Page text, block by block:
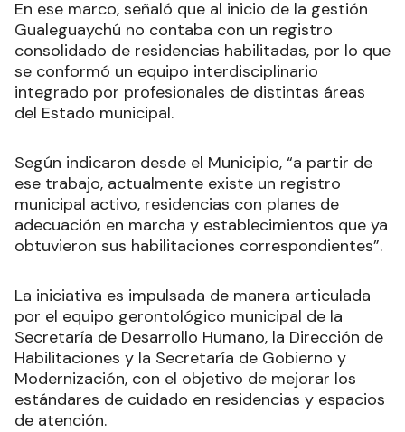
En ese marco, señaló que al inicio de la gestión
Gualeguaychú no contaba con un registro
consolidado de residencias habilitadas, por lo que
se conformó un equipo interdisciplinario
integrado por profesionales de distintas áreas
del Estado municipal.
Según indicaron desde el Municipio, “a partir de
ese trabajo, actualmente existe un registro
municipal activo, residencias con planes de
adecuación en marcha y establecimientos que ya
obtuvieron sus habilitaciones correspondientes”.
La iniciativa es impulsada de manera articulada
por el equipo gerontológico municipal de la
Secretaría de Desarrollo Humano, la Dirección de
Habilitaciones y la Secretaría de Gobierno y
Modernización, con el objetivo de mejorar los
estándares de cuidado en residencias y espacios
de atención.